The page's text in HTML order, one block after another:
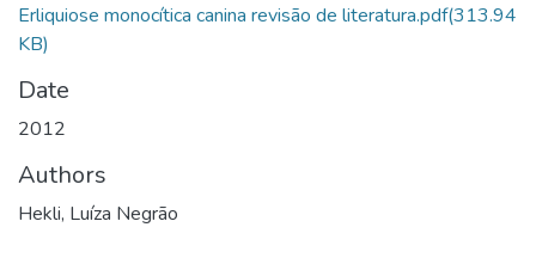
Erliquiose monocítica canina revisão de literatura.pdf(313.94
KB)
Date
2012
Authors
Hekli, Luíza Negrão